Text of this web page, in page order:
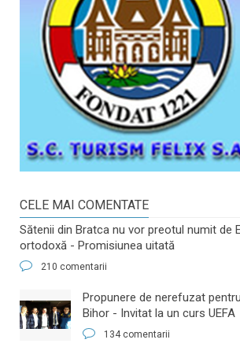
CELE MAI COMENTATE
Sătenii din Bratca nu vor preotul numit de
ortodoxă - Promisiunea uitată
210 comentarii
​Propunere de nerefuzat
Bihor - Invitat la un curs UEFA
134 comentarii